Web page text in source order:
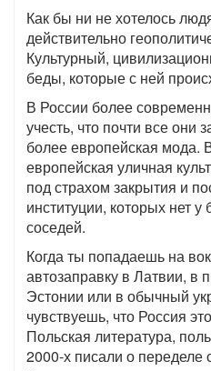
Как бы ни не хотелось
действительно
Культурный,
беды, которые с ней
В России более
учесть, что почти все они
более европейская
европейская уличная
под страхом закрытия и
институции, которых нет
соседей.
Когда ты попадаешь на
автозаправку в Латвии,
Эстонии или в обычный
чувствуешь, что Россия
Польская литература,
2000-х писали о переделе